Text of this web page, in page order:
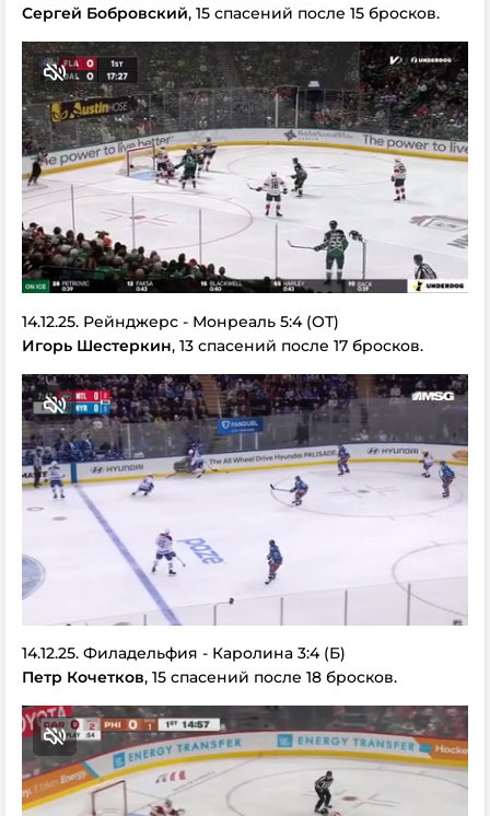
Сергей Бобровский, 15 спасений после 15 бросков.
14.12.25. Рейнджерс - Монреаль 5:4 (ОТ)
Игорь Шестеркин, 13 спасений после 17 бросков.
14.12.25. Филадельфия - Каролина 3:4 (Б)
Петр Кочетков, 15 спасений после 18 бросков.